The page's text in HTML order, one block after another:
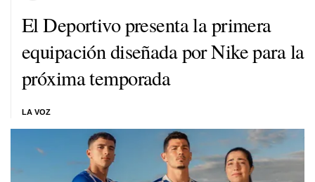
El Deportivo presenta la primera
equipación diseñada por Nike para la
próxima temporada
LA VOZ